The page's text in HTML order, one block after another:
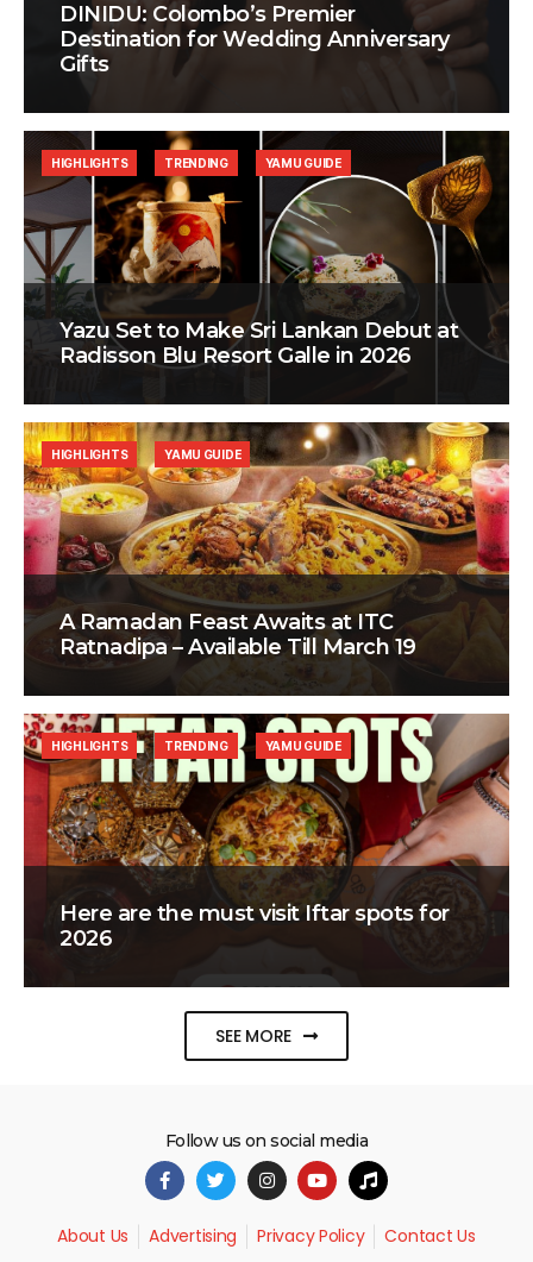
DINIDU: Colombo’s Premier
Destination for Wedding Anniversary
Gifts
Yazu Set to Make Sri Lankan Debut at
Radisson Blu Resort Galle in 2026
HIGHLIGHTS TRENDING YAMU GUIDE
A Ramadan Feast Awaits at ITC
Ratnadipa – Available Till March 19
HIGHLIGHTS YAMU GUIDE
Here are the must visit Iftar spots for
2026
HIGHLIGHTS TRENDING YAMU GUIDE
SEE MORE
Follow us on social media
About Us Advertising Privacy Policy Contact Us